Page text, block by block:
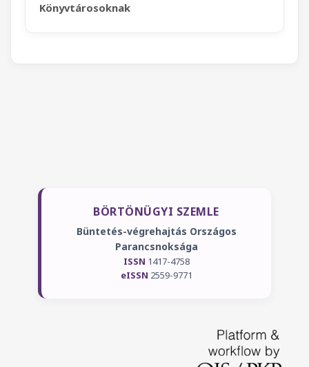
Könyvtárosoknak
BÖRTÖNÜGYI SZEMLE
Büntetés-végrehajtás Országos
Parancsnoksága
ISSN 1417-4758
eISSN 2559-9771